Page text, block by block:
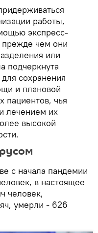
работы,
экспресс-
прежде чем они
или
подчеркнута
сохранения
и плановой
пациентов, чья
лечением их
высокой
с начала пандемии
в настоящее
человек,
умерли - 626